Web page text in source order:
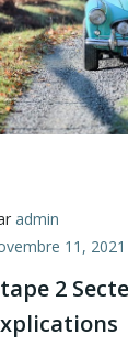
admin
11, 2021
2